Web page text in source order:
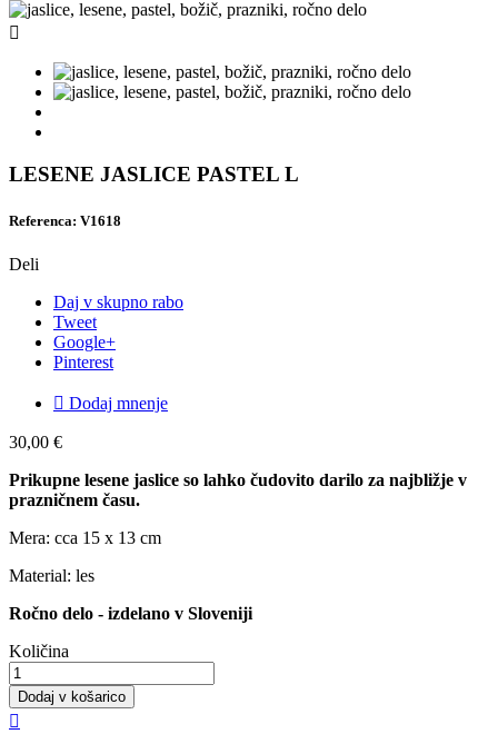

LESENE JASLICE PASTEL L
Referenca: V1618
Deli
Daj v skupno rabo
Tweet
Google+
Pinterest
 Dodaj mnenje
30,00 €
Prikupne lesene jaslice so lahko čudovito darilo za najbližje v
prazničnem času.
Mera: cca 15 x 13 cm
Material: les
Ročno delo - izdelano v Sloveniji
Količina
Dodaj v košarico
